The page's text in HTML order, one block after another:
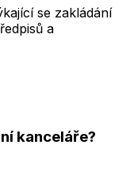
se zakládání
a
kanceláře?